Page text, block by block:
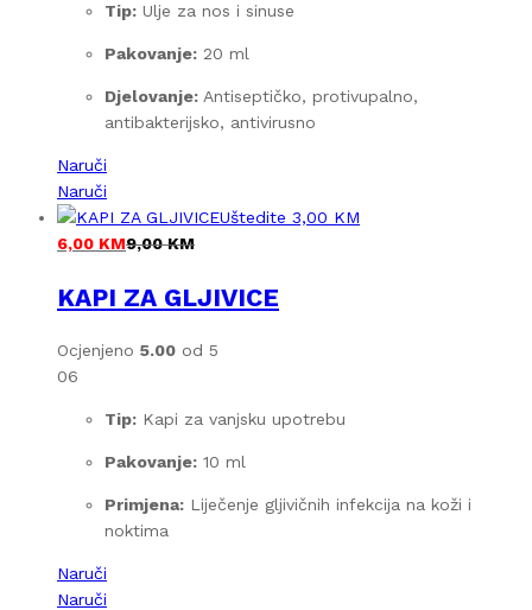
Tip: Ulje za nos i sinuse
Pakovanje: 20 ml
Djelovanje: Antiseptičko, protivupalno,
antibakterijsko, antivirusno
Naruči
Naruči
Uštedite 3,00 KM
6,00 KM9,00KM
KAPI ZA GLJIVICE
Ocjenjeno 5.00 od 5
06
Tip: Kapi za vanjsku upotrebu
Pakovanje: 10 ml
Primjena: Liječenje gljivičnih infekcija na koži i
noktima
Naruči
Naruči